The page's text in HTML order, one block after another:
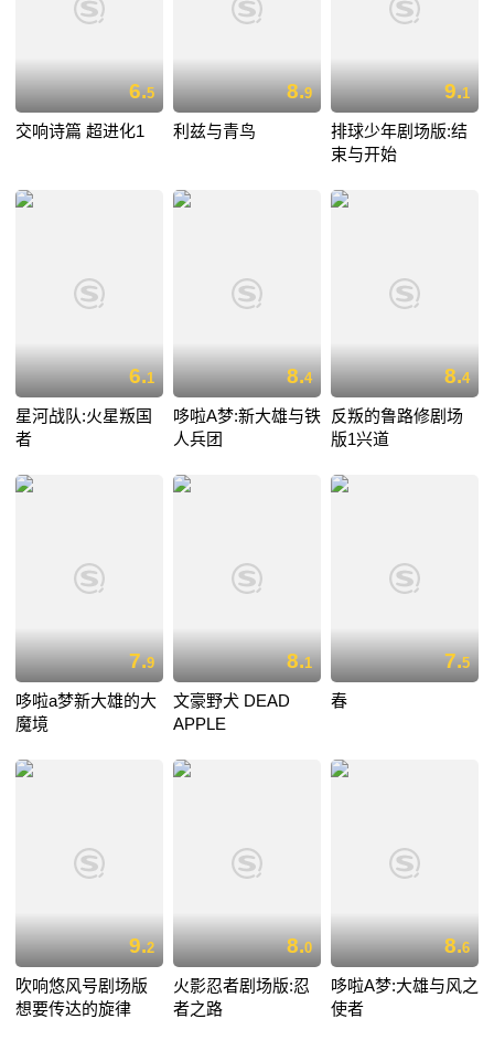
6.5
交响诗篇 超进化1
8.9
利兹与青鸟
9.1
排球少年剧场版:结
束与开始
6.1
星河战队:火星叛国
者
8.4
哆啦A梦:新大雄与铁
人兵团
8.4
反叛的鲁路修剧场
版1兴道
7.9
哆啦a梦新大雄的大
魔境
8.1
文豪野犬 DEAD
APPLE
7.5
春
9.2
吹响悠风号剧场版
想要传达的旋律
8.0
火影忍者剧场版:忍
者之路
8.6
哆啦A梦:大雄与风之
使者